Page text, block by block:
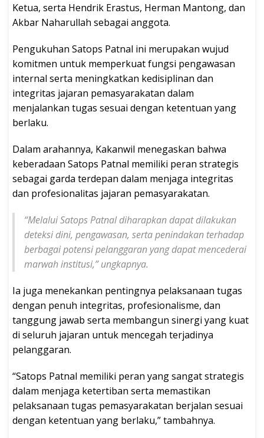
Ketua, serta Hendrik Erastus, Herman Mantong, dan
Akbar Naharullah sebagai anggota.
Pengukuhan Satops Patnal ini merupakan wujud
komitmen untuk memperkuat fungsi pengawasan
internal serta meningkatkan kedisiplinan dan
integritas jajaran pemasyarakatan dalam
menjalankan tugas sesuai dengan ketentuan yang
berlaku.
Dalam arahannya, Kakanwil menegaskan bahwa
keberadaan Satops Patnal memiliki peran strategis
sebagai garda terdepan dalam menjaga integritas
dan profesionalitas jajaran pemasyarakatan.
“Melalui Satops Patnal diharapkan dapat dilakukan
deteksi dini, pengawasan, serta penindakan terhadap
berbagai potensi pelanggaran yang dapat mencederai
marwah institusi,” ungkapnya.
Ia juga menekankan pentingnya pelaksanaan tugas
dengan penuh integritas, profesionalisme, dan
tanggung jawab serta membangun sinergi yang kuat
di seluruh jajaran untuk mencegah terjadinya
pelanggaran.
“Satops Patnal memiliki peran yang sangat strategis
dalam menjaga ketertiban serta memastikan
pelaksanaan tugas pemasyarakatan berjalan sesuai
dengan ketentuan yang berlaku,” tambahnya.